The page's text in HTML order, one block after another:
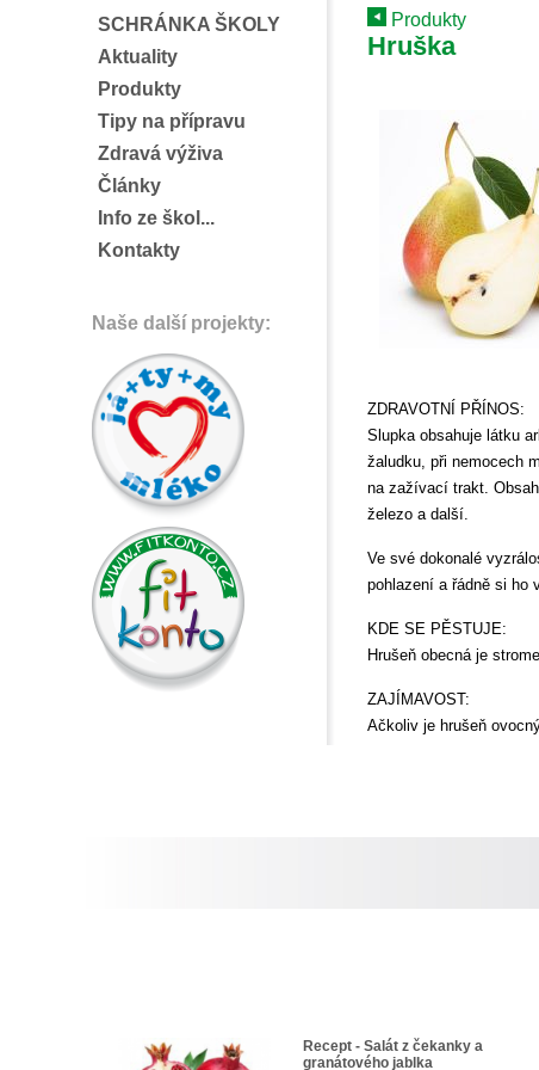
SCHRÁNKA ŠKOLY
Aktuality
Produkty
Tipy na přípravu
Zdravá výživa
Články
Info ze škol...
Kontakty
Naše další projekty:
Produkty
Hruška
ZDRAVOTNÍ PŘÍNOS:
Slupka obsahuje látku
žaludku, při nemocech
na zažívací trakt.
železo a další.
Ve své dokonalé
pohlazení a řádně si ho
KDE SE PĚSTUJE:
Hrušeň obecná je
ZAJÍMAVOST:
Ačkoliv je hrušeň
Recept - Salát z čekanky a
granátového jablka